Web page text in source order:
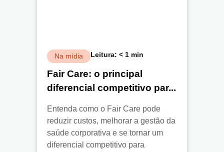
Na mídia Leitura: < 1 min
Fair Care: o principal
diferencial competitivo par...
Entenda como o Fair Care pode
reduzir custos, melhorar a gestão da
saúde corporativa e se tornar um
diferencial competitivo para